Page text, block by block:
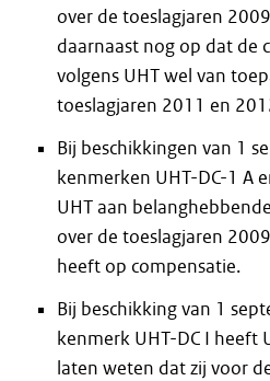
over de toeslagjaren
daarnaast nog op dat de
volgens UHT wel van
toeslagjaren 2011 en
Bij beschikkingen van 1
kenmerken UHT-DC-1 A
UHT aan
over de toeslagjaren
heeft op compensatie.
Bij beschikking van 1
kenmerk UHT-DC I heeft
laten weten dat zij voor